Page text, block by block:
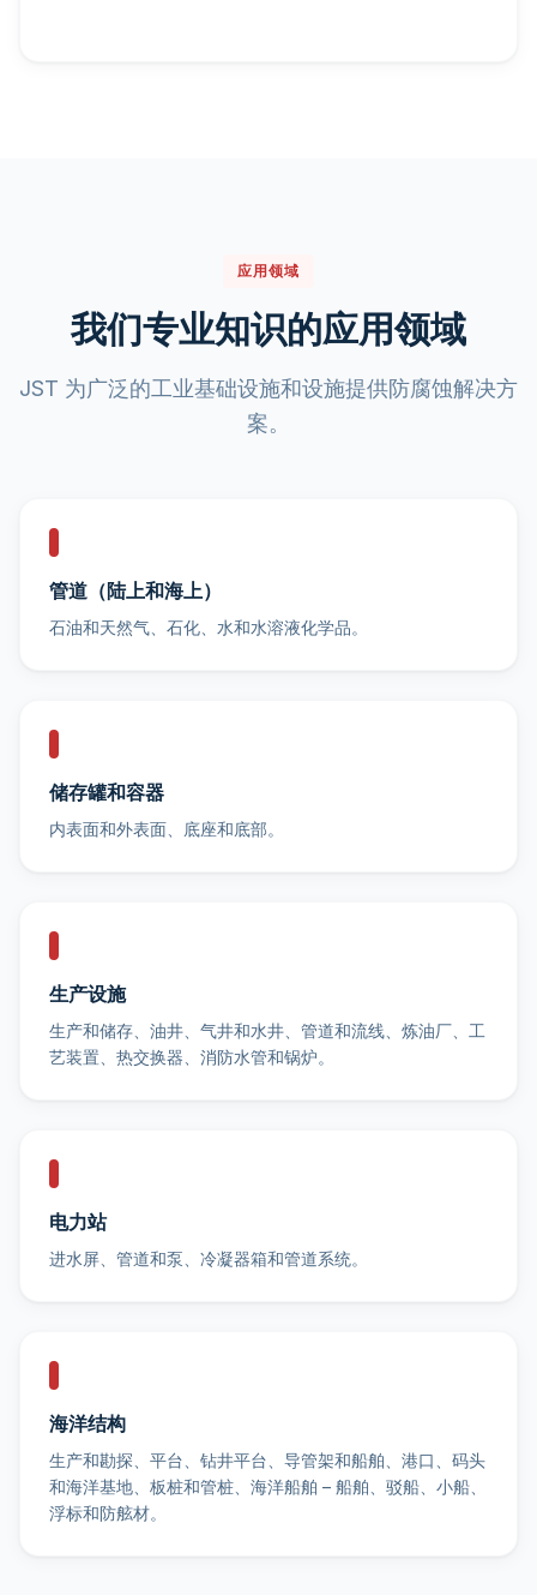
应用领域
我们专业知识的应用领域
JST 为广泛的工业基础设施和设施提供防腐蚀解决方
案。
管道（陆上和海上）
石油和天然气、石化、水和水溶液化学品。
储存罐和容器
内表面和外表面、底座和底部。
生产设施
生产和储存、油井、气井和水井、管道和流线、炼油厂、工
艺装置、热交换器、消防水管和锅炉。
电力站
进水屏、管道和泵、冷凝器箱和管道系统。
海洋结构
生产和勘探、平台、钻井平台、导管架和船舶、港口、码头
和海洋基地、板桩和管桩、海洋船舶 – 船舶、驳船、小船、
浮标和防舷材。